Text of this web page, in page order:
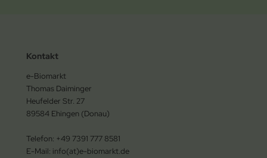
Kontakt
e-Biomarkt
Thomas Daiminger
Heufelder Str. 27
89584 Ehingen (Donau)
Telefon: +49 7391 777 8581
E-Mail: info(at)e-biomarkt.de